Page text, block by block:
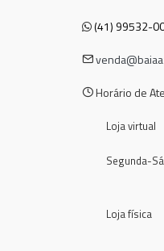
(41) 99532-
Horário de
Loja virtual
Segunda-
Loja física